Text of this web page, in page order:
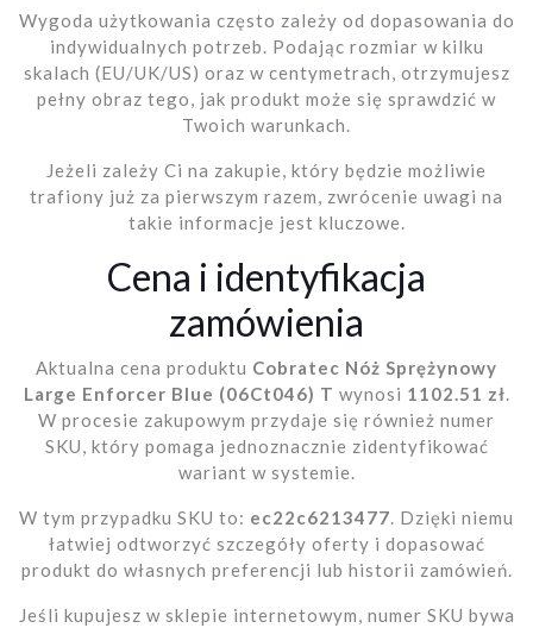
Wygoda użytkowania często zależy od dopasowania do
indywidualnych potrzeb. Podając rozmiar w kilku
skalach (EU/UK/US) oraz w centymetrach, otrzymujesz
pełny obraz tego, jak produkt może się sprawdzić w
Twoich warunkach.
Jeżeli zależy Ci na zakupie, który będzie możliwie
trafiony już za pierwszym razem, zwrócenie uwagi na
takie informacje jest kluczowe.
Cena i identyfikacja
zamówienia
Aktualna cena produktu Cobratec Nóż Sprężynowy
Large Enforcer Blue (06Ct046) T wynosi 1102.51 zł.
W procesie zakupowym przydaje się również numer
SKU, który pomaga jednoznacznie zidentyfikować
wariant w systemie.
W tym przypadku SKU to: ec22c6213477. Dzięki niemu
łatwiej odtworzyć szczegóły oferty i dopasować
produkt do własnych preferencji lub historii zamówień.
Jeśli kupujesz w sklepie internetowym, numer SKU bywa